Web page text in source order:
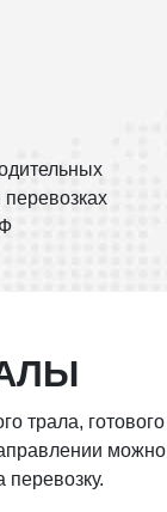
трала, готового
можно
перевозку.